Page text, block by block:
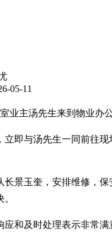
05-11
室业主汤先生来到物业办
即与汤先生一同前往
景玉奎，安排维修，
和及时处理表示非常